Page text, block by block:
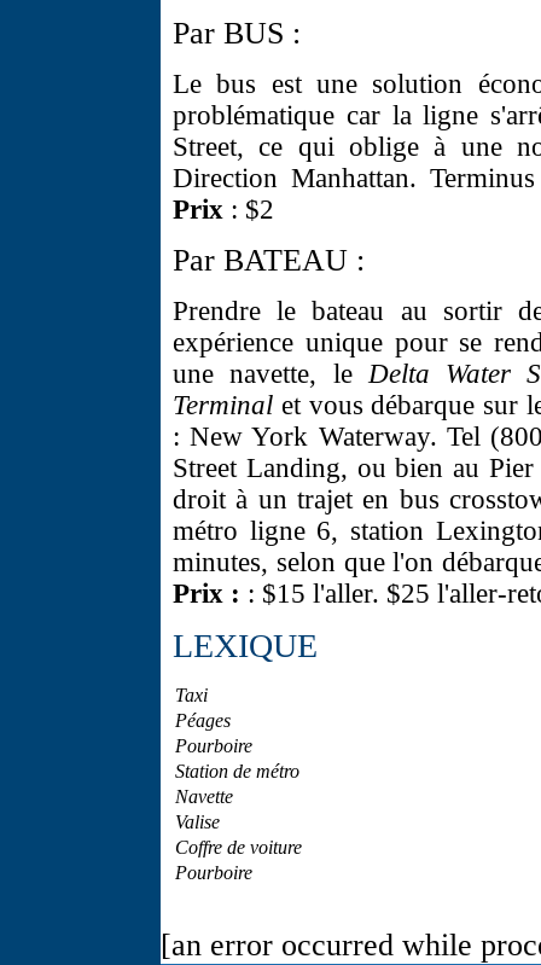
Par BUS :
Le bus est une solution
problématique car la ligne
Street, ce qui oblige à une
Direction Manhattan.
Prix : $2
Par BATEAU :
Prendre le bateau au sortir
expérience unique pour se
une navette, leDelta Water
Terminal et vous débarque sur
: New York Waterway. Tel
Street Landing, ou bien au
droit à un trajet en bus
métro ligne 6, station
minutes, selon que l'on
Prix : : $15 l'aller. $25 l'aller-
LEXIQUE
Taxi
Péages
Pourboire
Station de métro
Navette
Valise
Coffre de voiture
Pourboire
[an error occurred while